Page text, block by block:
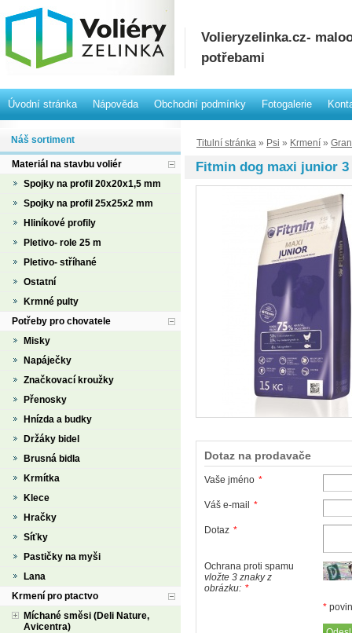
Volieryzelinka.cz-
potřebami
Úvodní stránka Nápověda Obchodní podmínky Fotogalerie
Titulní stránka » Psi » Krmení »
Fitmin dog maxi junior 3
Dotaz na prodavače
Vaše jméno *
Váš e-mail *
Dotaz *
Ochrana proti spamu
vložte 3 znaky z
obrázku: *
*
Náš sortiment
Materiál na stavbu voliér
Spojky na profil 20x20x1,5 mm
Spojky na profil 25x25x2 mm
Hliníkové profily
Pletivo- role 25 m
Pletivo- stříhané
Ostatní
Krmné pulty
Potřeby pro chovatele
Misky
Napáječky
Značkovací kroužky
Přenosky
Hnízda a budky
Držáky bidel
Brusná bidla
Krmítka
Klece
Hračky
Síťky
Pastičky na myši
Lana
Krmení pro ptactvo
Míchané směsi (Deli Nature,
Avicentra)